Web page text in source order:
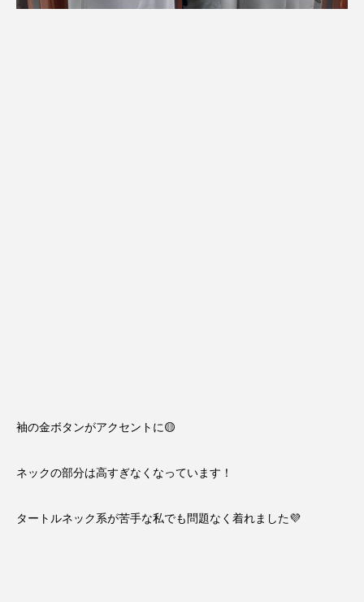
袖の金ボタンがアクセントに🟡
ネックの部分は高すぎなくなっています！
タートルネック系が苦手な私でも問題なく着れました💜